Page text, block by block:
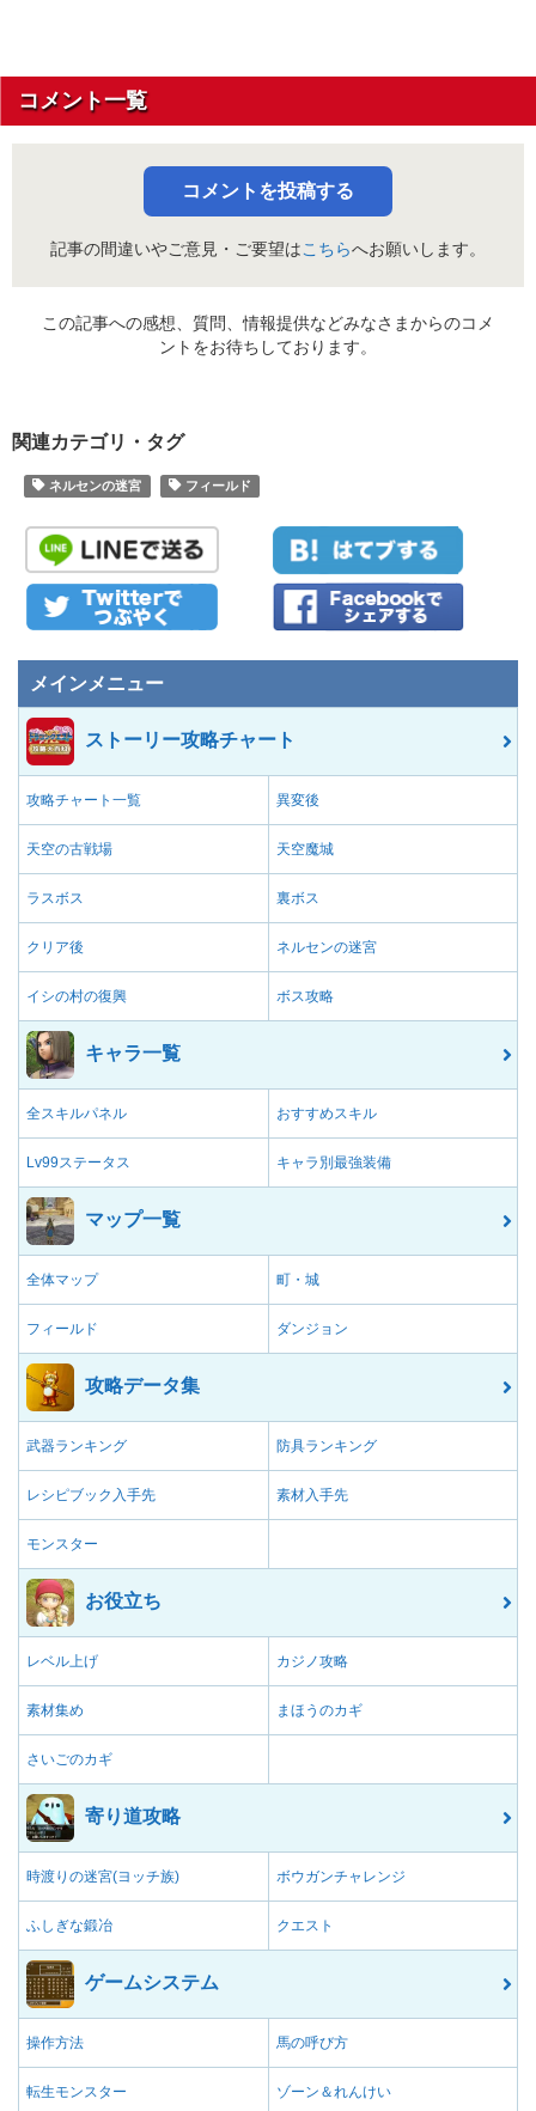
コメント一覧
コメントを投稿する
記事の間違いやご意見・ご要望はこちらへお願いします。
この記事への感想、質問、情報提供などみなさまからのコメ
ントをお待ちしております。
関連カテゴリ・タグ
ネルセンの迷宮 フィールド
メインメニュー
ストーリー攻略チャート
攻略チャート一覧 異変後
天空の古戦場 天空魔城
ラスボス 裏ボス
クリア後 ネルセンの迷宮
イシの村の復興 ボス攻略
キャラ一覧
全スキルパネル おすすめスキル
Lv99ステータス キャラ別最強装備
マップ一覧
全体マップ 町・城
フィールド ダンジョン
攻略データ集
武器ランキング 防具ランキング
レシピブック入手先 素材入手先
モンスター
お役立ち
レベル上げ カジノ攻略
素材集め まほうのカギ
さいごのカギ
寄り道攻略
時渡りの迷宮(ヨッチ族) ボウガンチャレンジ
ふしぎな鍛冶 クエスト
ゲームシステム
操作方法 馬の呼び方
転生モンスター ゾーン＆れんけい